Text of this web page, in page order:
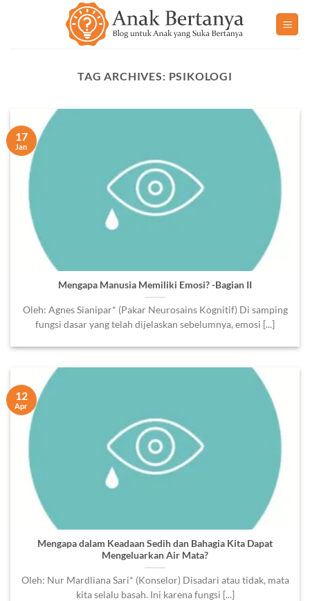
TAG ARCHIVES: PSIKOLOGI
Mengapa Manusia Memiliki Emosi? -Bagian II
Oleh: Agnes Sianipar* (Pakar Neurosains Kognitif) Di samping
fungsi dasar yang telah dijelaskan sebelumnya, emosi [...]
17
Jan
Mengapa dalam Keadaan Sedih dan Bahagia Kita Dapat
Mengeluarkan Air Mata?
Oleh: Nur Mardliana Sari* (Konselor) Disadari atau tidak, mata
kita selalu basah. Ini karena fungsi [...]
12
Apr